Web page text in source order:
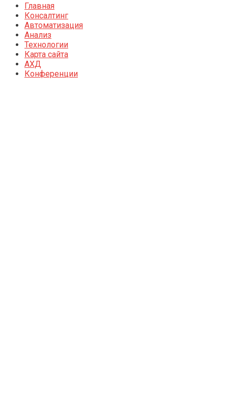
Главная
Консалтинг
Автоматизация
Анализ
Технологии
Карта сайта
АХД
Конференции